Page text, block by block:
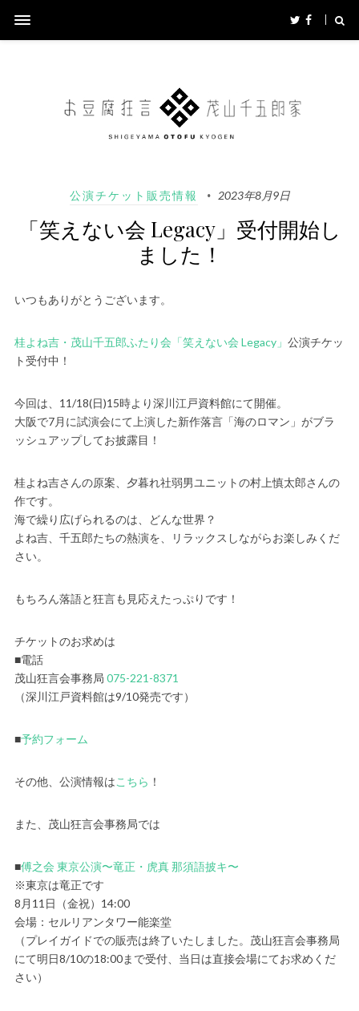
公演チケット販売情報 2023年8月9日
「笑えない会 Legacy」受付開始し
ました！
いつもありがとうございます。
桂よね吉・茂山千五郎ふたり会「笑えない会 Legacy」 公演チケッ
ト受付中！
今回は、11/18(日)15時より深川江戸資料館にて開催。
大阪で7月に試演会にて上演した新作落言「海のロマン」がブラ
ッシュアップしてお披露目！
桂よね吉さんの原案、夕暮れ社弱男ユニットの村上慎太郎さんの
作です。
海で繰り広げられるのは、どんな世界？
よね吉、千五郎たちの熱演を、リラックスしながらお楽しみくだ
さい。
もちろん落語と狂言も見応えたっぷりです！
チケットのお求めは
■電話
茂山狂言会事務局 075-221-8371
（深川江戸資料館は9/10発売です）
■予約フォーム
その他、公演情報はこちら ！
また、茂山狂言会事務局では
■傅之会 東京公演〜竜正・虎真 那須語披キ〜
※東京は竜正です
8月11日（金祝）14:00
会場：セルリアンタワー能楽堂
（プレイガイドでの販売は終了いたしました。茂山狂言会事務局
にて明日8/10の18:00まで受付、当日は直接会場にてお求めくだ
さい）